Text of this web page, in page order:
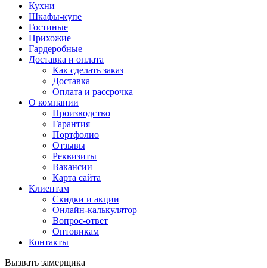
Кухни
Шкафы-купе
Гостиные
Прихожие
Гардеробные
Доставка и оплата
Как сделать заказ
Доставка
Оплата и рассрочка
О компании
Производство
Гарантия
Портфолио
Отзывы
Реквизиты
Вакансии
Карта сайта
Клиентам
Скидки и акции
Онлайн-калькулятор
Вопрос-ответ
Оптовикам
Контакты
Вызвать замерщика